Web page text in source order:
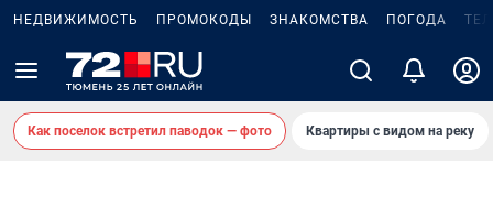
НЕДВИЖИМОСТЬ ПРОМОКОДЫ ЗНАКОМСТВА ПОГОДА
Как поселок встретил паводок — фото Квартиры с видом на реку